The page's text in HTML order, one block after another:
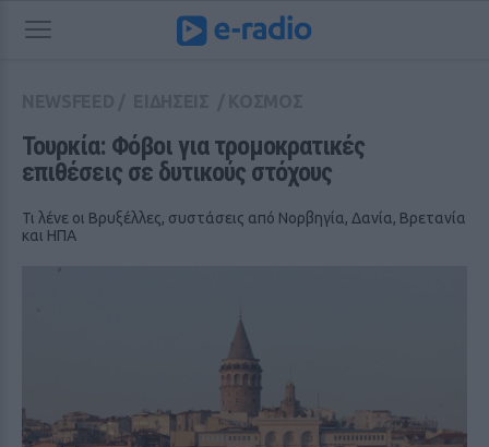
Τουρκία: Φόβοι για τρομοκρατικές
επιθέσεις σε δυτικούς στόχους
Τι λένε οι Βρυξέλλες, συστάσεις από Νορβηγία, Δανία, Βρετανία
και ΗΠΑ